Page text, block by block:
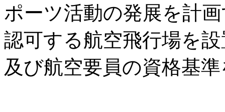
ポーツ活動の発展を計
認可する航空飛行場を
及び航空要員の資格基